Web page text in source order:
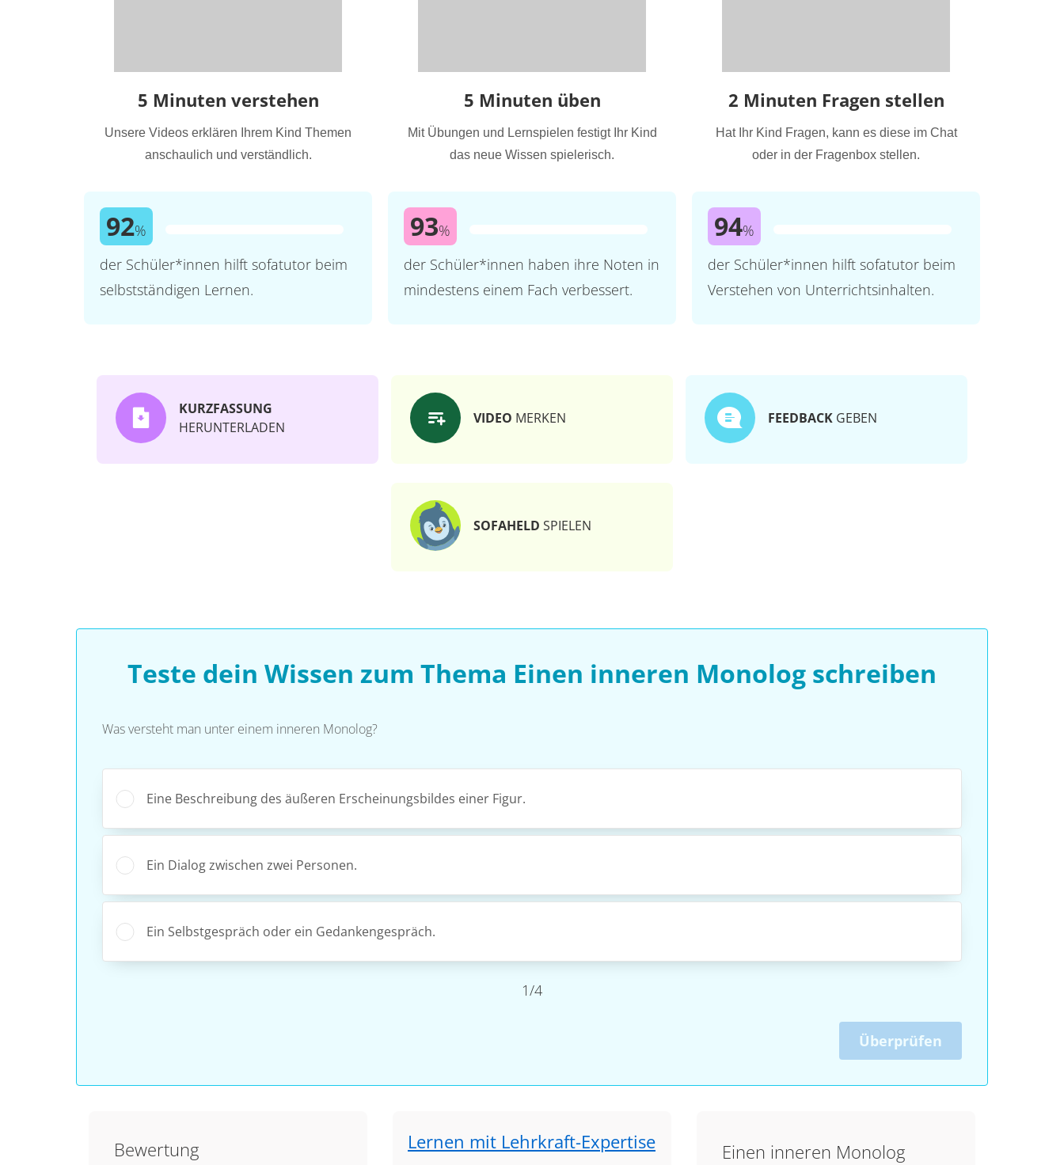
5 Minuten verstehen
Unsere Videos erklären Ihrem Kind Themen
anschaulich und verständlich.
92%
der Schüler*innen hilft sofatutor beim
selbstständigen Lernen.
5 Minuten üben
Mit Übungen und Lernspielen festigt Ihr Kind
das neue Wissen spielerisch.
93%
der Schüler*innen haben ihre Noten in
mindestens einem Fach verbessert.
2 Minuten Fragen stellen
Hat Ihr Kind Fragen, kann es diese im Chat
oder in der Fragenbox stellen.
94%
der Schüler*innen hilft sofatutor beim
Verstehen von Unterrichtsinhalten.
KURZFASSUNG
HERUNTERLADEN
VIDEO MERKEN FEEDBACK GEBEN
SOFAHELD SPIELEN
Teste dein Wissen zum Thema Einen inneren Monolog schreiben
Was versteht man unter einem inneren Monolog?
Eine Beschreibung des äußeren Erscheinungsbildes einer Figur.
Ein Dialog zwischen zwei Personen.
Ein Selbstgespräch oder ein Gedankengespräch.
1/4
Überprüfen
Bewertung Lernen mit Lehrkraft-Expertise
Einen inneren Monolog